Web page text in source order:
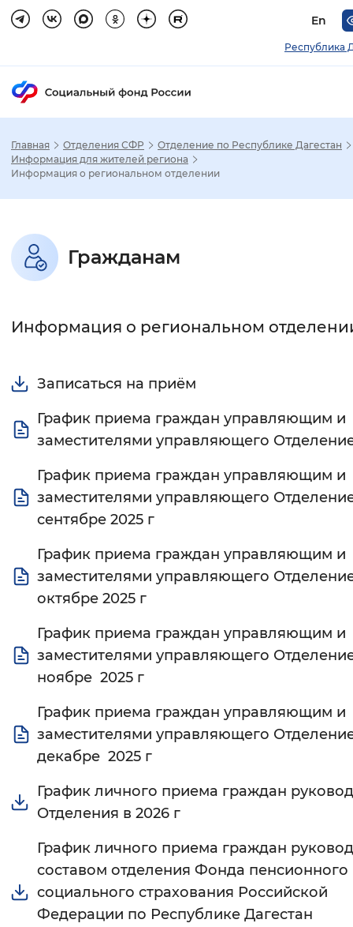
En
Республика
Настройка режима отображения
Стандартный Увеличенный
Интервал между буквами
Нормальный Увеличенный
Монохромный Инверсивный
Изображения
Включены
Звуковой ассистент
Воспроизвести Остановить
Вернуть стандартные настройки
Главная Отделения СФР
Отделение по Республике Дагестан
Информация для жителей региона
Информация о региональном отделении
Гражданам
Информация о региональном
Записаться на приём
График приема граждан управляющим и
заместителями управляющего
График приема граждан управляющим и
заместителями управляющего
сентябре 2025 г
График приема граждан управляющим и
заместителями управляющего
октябре 2025 г
График приема граждан управляющим и
заместителями управляющего
ноябре 2025 г
График приема граждан управляющим и
заместителями управляющего
декабре 2025 г
График личного приема граждан
Отделения в 2026 г
График личного приема граждан
составом отделения Фонда пенсионного
социального страхования Российской
Федерации по Республике Дагестан